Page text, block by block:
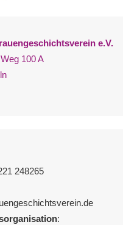
e.V.
100 A
248265
: